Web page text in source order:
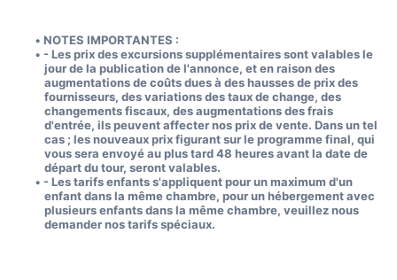
NOTES IMPORTANTES :
- Les prix des excursions supplémentaires sont valables le
jour de la publication de l'annonce, et en raison des
augmentations de coûts dues à des hausses de prix des
fournisseurs, des variations des taux de change, des
changements fiscaux, des augmentations des frais
d'entrée, ils peuvent affecter nos prix de vente. Dans un tel
cas ; les nouveaux prix figurant sur le programme final, qui
vous sera envoyé au plus tard 48 heures avant la date de
départ du tour, seront valables.
- Les tarifs enfants s'appliquent pour un maximum d'un
enfant dans la même chambre, pour un hébergement avec
plusieurs enfants dans la même chambre, veuillez nous
demander nos tarifs spéciaux.